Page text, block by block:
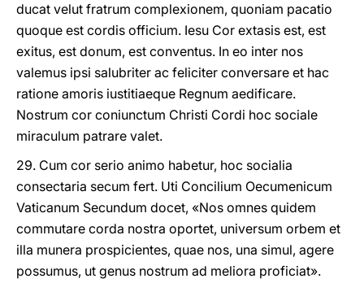
ducat velut fratrum complexionem, quoniam pacatio
quoque est cordis officium. Iesu Cor extasis est, est
exitus, est donum, est conventus. In eo inter nos
valemus ipsi salubriter ac feliciter conversare et hac
ratione amoris iustitiaeque Regnum aedificare.
Nostrum cor coniunctum Christi Cordi hoc sociale
miraculum patrare valet.
29. Cum cor serio animo habetur, hoc socialia
consectaria secum fert. Uti Concilium Oecumenicum
Vaticanum Secundum docet, «Nos omnes quidem
commutare corda nostra oportet, universum orbem et
illa munera prospicientes, quae nos, una simul, agere
possumus, ut genus nostrum ad meliora proficiat».